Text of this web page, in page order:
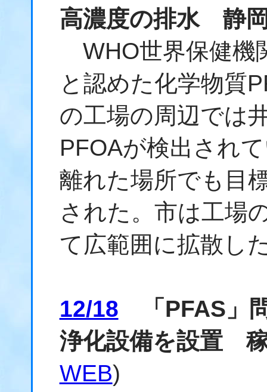
高濃度の排水 静
WHO世界保健機
と認めた化学物質
の工場の周辺では
PFOAが検出され
離れた場所でも目
された。市は工場
て広範囲に拡散し
12/18 「PFAS」
浄化設備を設置
WEB)